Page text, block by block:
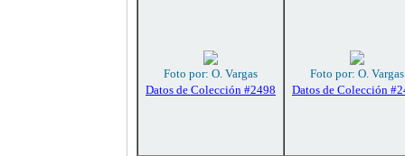
Foto por: O. Vargas
Datos de Colección #2498
Foto por: O. Vargas
Datos de Colección